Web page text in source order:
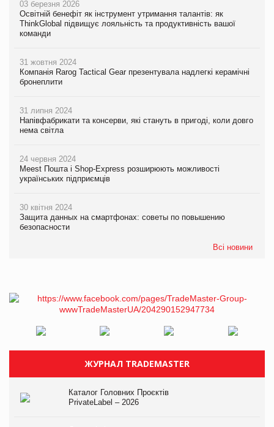
03 березня 2026
Освітній бенефіт як інструмент утримання талантів: як
ThinkGlobal підвищує лояльність та продуктивність вашої
команди
31 жовтня 2024
Компанія Rarog Tactical Gear презентувала надлегкі керамічні
бронеплити
31 липня 2024
Напівфабрикати та консерви, які стануть в пригоді, коли довго
нема світла
24 червня 2024
Meest Пошта і Shop-Express розширюють можливості
українських підприємців
30 квітня 2024
Защита данных на смартфонах: советы по повышению
безопасности
Всі новини
ЖУРНАЛ TRADEMASTER
Каталог Головних Проєктів
PrivateLabel – 2026